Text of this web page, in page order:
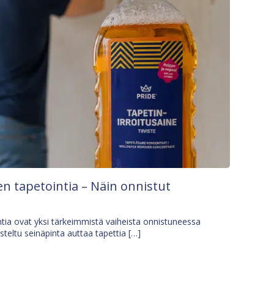
tapetointia – Näin onnistut
ovat yksi tärkeimmistä vaiheista onnistuneessa
seinäpinta auttaa tapettia […]